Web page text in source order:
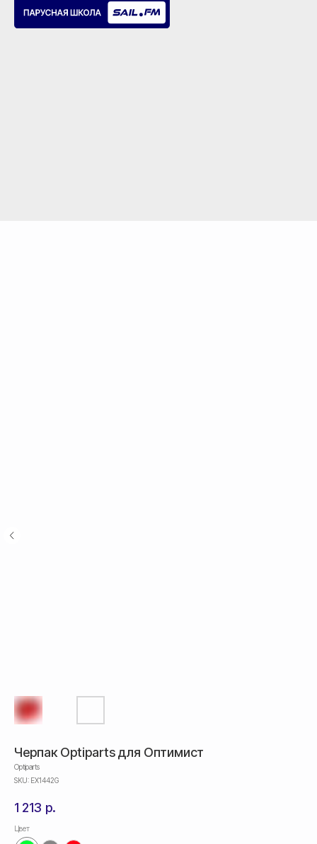
Черпак Optiparts для Оптимист
Optiparts
SKU: EX1442G
1 213 р.
Цвет